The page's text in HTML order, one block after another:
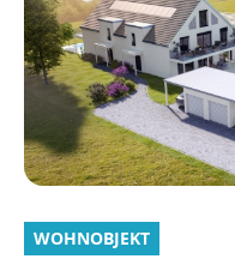
WOHNOBJEKT